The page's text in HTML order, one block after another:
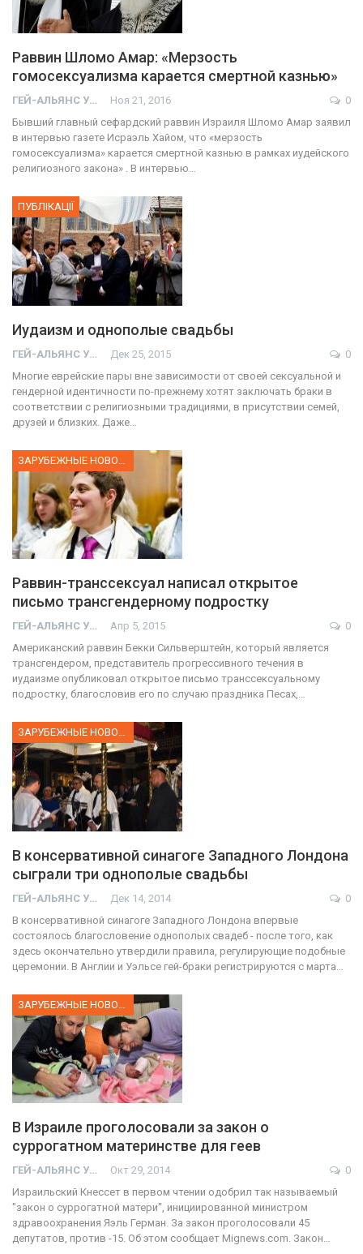
Раввин Шломо Амар: «Мерзость
гомосексуализма карается смертной казнью»
ГЕЙ-АЛЬЯНС УКРАИНА Ноя 21, 2016
0
Бывший главный сефардский раввин Израиля Шломо Амар заявил
в интервью газете Исраэль Хайом, что «мерзость
гомосексуализма» карается смертной казнью в рамках иудейского
религиозного закона» . В интервью…
ПУБЛІКАЦІЇ
Иудаизм и однополые свадьбы
ГЕЙ-АЛЬЯНС УКРАИНА Дек 25, 2015
0
Многие еврейские пары вне зависимости от своей сексуальной и
гендерной идентичности по-прежнему хотят заключать браки в
соответствии с религиозными традициями, в присутствии семей,
друзей и близких. Даже…
Раввин-транссексуал написал открытое
письмо трансгендерному подростку
ГЕЙ-АЛЬЯНС УКРАИНА Апр 5, 2015
0
Американский раввин Бекки Сильверштейн, который является
трансгендером, представитель прогрессивного течения в
иудаизме опубликовал открытое письмо транссексуальному
подростку, благословив его по случаю праздника Песах,…
ЗАРУБЕЖНЫЕ НОВОСТИ
В консервативной синагоге Западного Лондона
сыграли три однополые свадьбы
ГЕЙ-АЛЬЯНС УКРАИНА Дек 14, 2014
0
В консервативной синагоге Западного Лондона впервые
состоялось благословение однополых свадеб - после того, как
здесь окончательно утвердили правила, регулирующие подобные
церемонии. В Англии и Уэльсе гей-браки регистрируются с марта…
В Израиле проголосовали за закон о
суррогатном материнстве для геев
ГЕЙ-АЛЬЯНС УКРАИНА Окт 29, 2014
0
Израильский Кнессет в первом чтении одобрил так называемый
"закон о суррогатной матери", инициированной министром
здравоохранения Яэль Герман. За закон проголосовали 45
депутатов, против -15. Об этом сообщает Мignews.com. Закон…